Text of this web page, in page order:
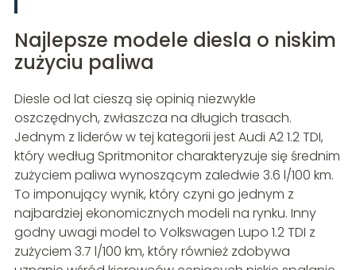
Najlepsze modele diesla o niskim
zużyciu paliwa
Diesle od lat cieszą się opinią niezwykle
oszczędnych, zwłaszcza na długich trasach.
Jednym z liderów w tej kategorii jest Audi A2 1.2 TDI,
który według Spritmonitor charakteryzuje się średnim
zużyciem paliwa wynoszącym zaledwie 3.6 l/100 km.
To imponujący wynik, który czyni go jednym z
najbardziej ekonomicznych modeli na rynku. Inny
godny uwagi model to Volkswagen Lupo 1.2 TDI z
zużyciem 3.7 l/100 km, który również zdobywa